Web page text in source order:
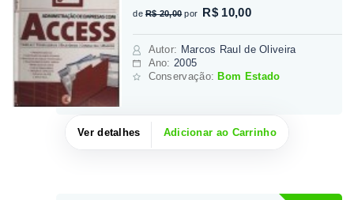
de R$ 20,00 por R$ 10,00
Autor: Marcos Raul de Oliveira
Ano: 2005
Conservação:Bom Estado
Ver detalhes Adicionar ao Carrinho